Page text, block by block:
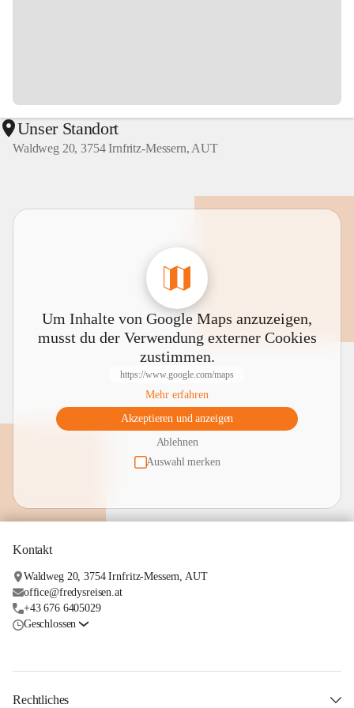
Unser Standort
Waldweg 20, 3754 Irnfritz-Messern, AUT
Um Inhalte von Google Maps anzuzeigen,
musst du der Verwendung externer Cookies
zustimmen.
https://www.google.com/maps
Mehr erfahren
Akzeptieren und anzeigen
Ablehnen
Auswahl merken
Kontakt
Waldweg 20, 3754 Irnfritz-Messern, AUT
office@fredysreisen.at
+43 676 6405029
Geschlossen
Rechtliches